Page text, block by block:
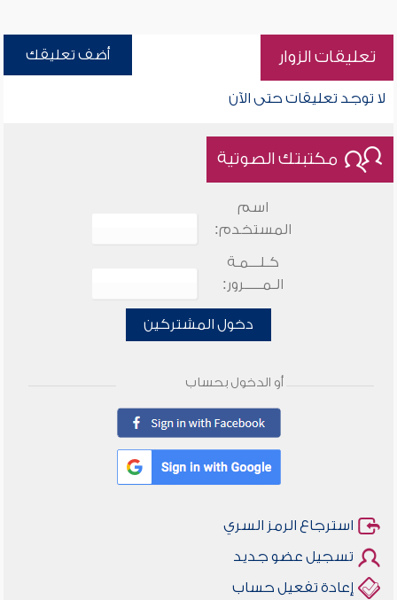
تعليقات الزوار أضف تعليقك
لا توجد تعليقات حتى الآن
مكتبتك الصوتية
اسم
المستخدم:
كـلـــمـة
الـمـــــرور:
دخول المشتركين
أو الدخول بحساب
استرجاع الرمز السري
تسجيل عضو جديد
إعادة تفعيل حساب